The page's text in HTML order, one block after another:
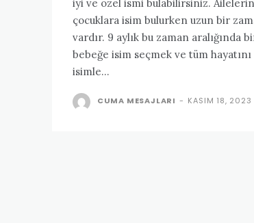
iyi ve özel ismi bulabilirsiniz. Ailelerin
çocuklara isim bulurken uzun bir
vardır. 9 aylık bu zaman aralığında
bebeğe isim seçmek ve tüm hayatını
isimle...
CUMA MESAJLARI - KASIM 18, 2023